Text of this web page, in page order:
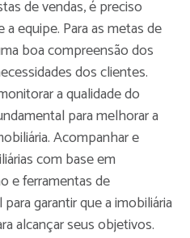
de vendas, é preciso
equipe. Para as metas de
boa compreensão dos
dos clientes.
a qualidade do
para melhorar a
Acompanhar e
com base em
e ferramentas de
garantir que a imobiliária
alcançar seus objetivos.